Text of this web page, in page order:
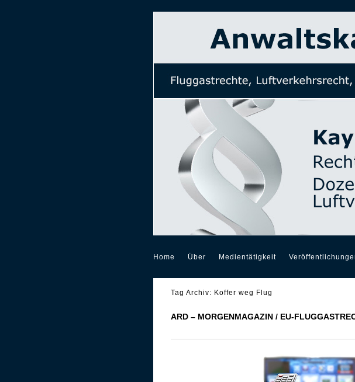
Home Über Medientätigkeit
Tag Archiv: Koffer weg Flug
ARD – MORGENMAGAZIN / EU-